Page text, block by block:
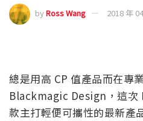
byRoss Wang 2018 年
總是用高 CP 值產品而在專
Blackmagic Design，這次
款主打輕便可攜性的最新